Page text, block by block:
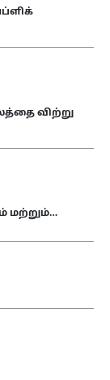
விற்று
மற்றும்…